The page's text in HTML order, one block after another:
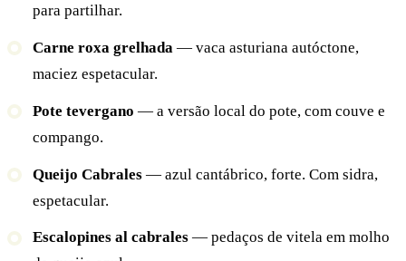
para partilhar.
Carne roxa grelhada — vaca asturiana autóctone,
maciez espetacular.
Pote tevergano — a versão local do pote, com couve e
compango.
Queijo Cabrales — azul cantábrico, forte. Com sidra,
espetacular.
Escalopines al cabrales — pedaços de vitela em molho